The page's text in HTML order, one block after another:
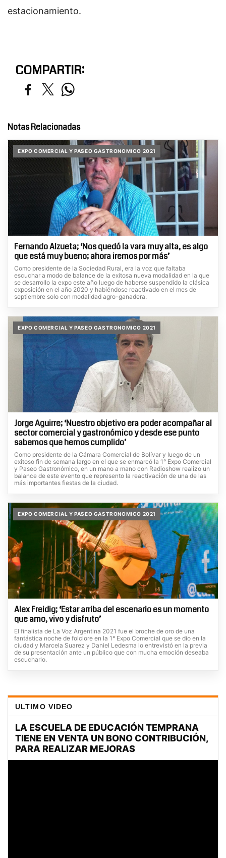
estacionamiento.
COMPARTIR:
Notas Relacionadas
EXPO COMERCIAL Y PASEO GASTRONOMICO 2021
Fernando Alzueta; ‘Nos quedó la vara muy alta, es algo
que está muy bueno; ahora iremos por más’
Como presidente de la Sociedad Rural, era la voz que faltaba
escuchar a modo de balance de la exitosa nueva modalidad en la que
se desarrollo la expo este año luego de haberse suspendido la clásica
exposición en el año 2020 y habiéndose reactivado en el mes de
septiembre solo con modalidad agro-ganadera.
EXPO COMERCIAL Y PASEO GASTRONOMICO 2021
Jorge Aguirre; ‘Nuestro objetivo era poder acompañar al
sector comercial y gastronómico y desde ese punto
sabemos que hemos cumplido’
Como presidente de la Cámara Comercial de Bolívar y luego de un
exitoso fin de semana largo en el que se enmarcó la 1° Expo Comercial
y Paseo Gastronómico, en un mano a mano con Radioshow realizo un
balance de este evento que represento la reactivación de una de las
más importantes fiestas de la ciudad.
EXPO COMERCIAL Y PASEO GASTRONOMICO 2021
Alex Freidig; ‘Estar arriba del escenario es un momento
que amo, vivo y disfruto’
El finalista de La Voz Argentina 2021 fue el broche de oro de una
fantástica noche de folclore en la 1° Expo Comercial que se dio en la
ciudad y Marcela Suarez y Daniel Ledesma lo entrevistó en la previa
de su presentación ante un público que con mucha emoción deseaba
escucharlo.
ULTIMO VIDEO